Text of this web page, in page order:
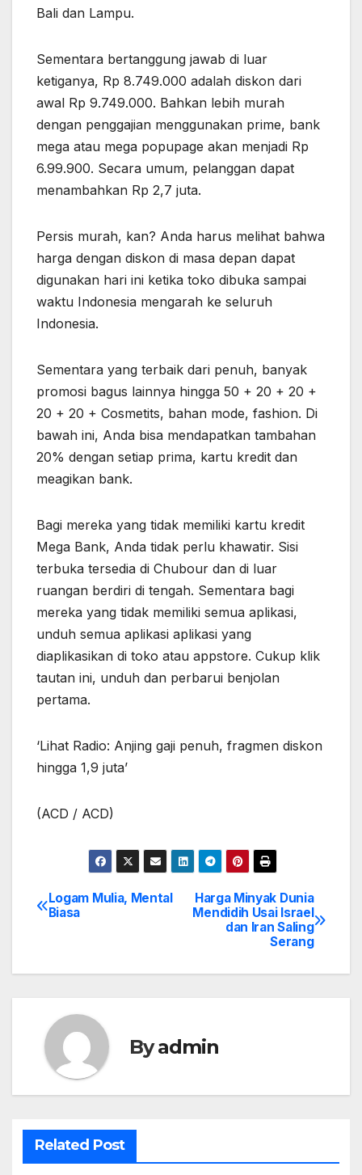
Bali dan Lampu.
Sementara bertanggung jawab di luar
ketiganya, Rp 8.749.000 adalah diskon dari
awal Rp 9.749.000. Bahkan lebih murah
dengan penggajian menggunakan prime, bank
mega atau mega popupage akan menjadi Rp
6.99.900. Secara umum, pelanggan dapat
menambahkan Rp 2,7 juta.
Persis murah, kan? Anda harus melihat bahwa
harga dengan diskon di masa depan dapat
digunakan hari ini ketika toko dibuka sampai
waktu Indonesia mengarah ke seluruh
Indonesia.
Sementara yang terbaik dari penuh, banyak
promosi bagus lainnya hingga 50 + 20 + 20 +
20 + 20 + Cosmetits, bahan mode, fashion. Di
bawah ini, Anda bisa mendapatkan tambahan
20% dengan setiap prima, kartu kredit dan
meagikan bank.
Bagi mereka yang tidak memiliki kartu kredit
Mega Bank, Anda tidak perlu khawatir. Sisi
terbuka tersedia di Chubour dan di luar
ruangan berdiri di tengah. Sementara bagi
mereka yang tidak memiliki semua aplikasi,
unduh semua aplikasi aplikasi yang
diaplikasikan di toko atau appstore. Cukup klik
tautan ini, unduh dan perbarui benjolan
pertama.
‘Lihat Radio: Anjing gaji penuh, fragmen diskon
hingga 1,9 juta’
(ACD / ACD)
Post
Harga Minyak Dunia
Mendidih Usai Israel
dan Iran Saling
Serang
Logam Mulia, Mental
Biasa
Byadmin
Related Post